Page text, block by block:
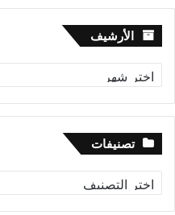
الأرشيف الأرشيف
تصنيفات
تصنيفات